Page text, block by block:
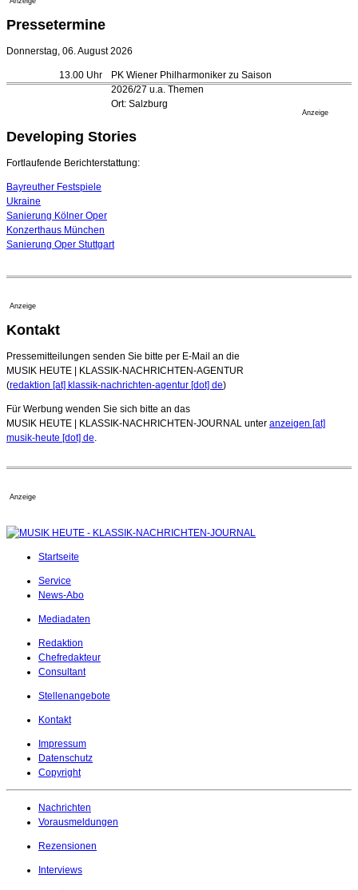
Opernhäuser gedenken vertriebener jüdischer
Ensemblemitglieder
Festspiele
17. Juli 2026 - 18:03 Uhr
16. Juli 2026 - 22:49 Uhr
Quatuor Ebène wird mit Bremer Musikfest-Preis
04. August 2026 - 13:30 Uhr
Pressetermine
Donnerstag, 06. August 2026
13.00 Uhr
PK Wiener Philharmoniker zu Saison
2026/27 u.a. Themen
Ort: Salzburg
Anzeige
Developing Stories
Fortlaufende Berichterstattung:
Bayreuther Festspiele
Ukraine
Sanierung Kölner Oper
Konzerthaus München
Sanierung Oper Stuttgart
Anzeige
Kontakt
Pressemitteilungen senden Sie bitte per E-Mail an die
MUSIK HEUTE | KLASSIK-NACHRICHTEN-AGENTUR
(redaktion [at] klassik-nachrichten-agentur [dot] de)
Für Werbung wenden Sie sich bitte an das
MUSIK HEUTE | KLASSIK-NACHRICHTEN-JOURNAL unter anzeigen [at]
musik-heute [dot] de
Anzeige
Startseite
Service
News-Abo
Mediadaten
Redaktion
Chefredakteur
Consultant
Stellenangebote
Kontakt
Impressum
Datenschutz
Copyright
Nachrichten
Vorausmeldungen
Rezensionen
Interviews